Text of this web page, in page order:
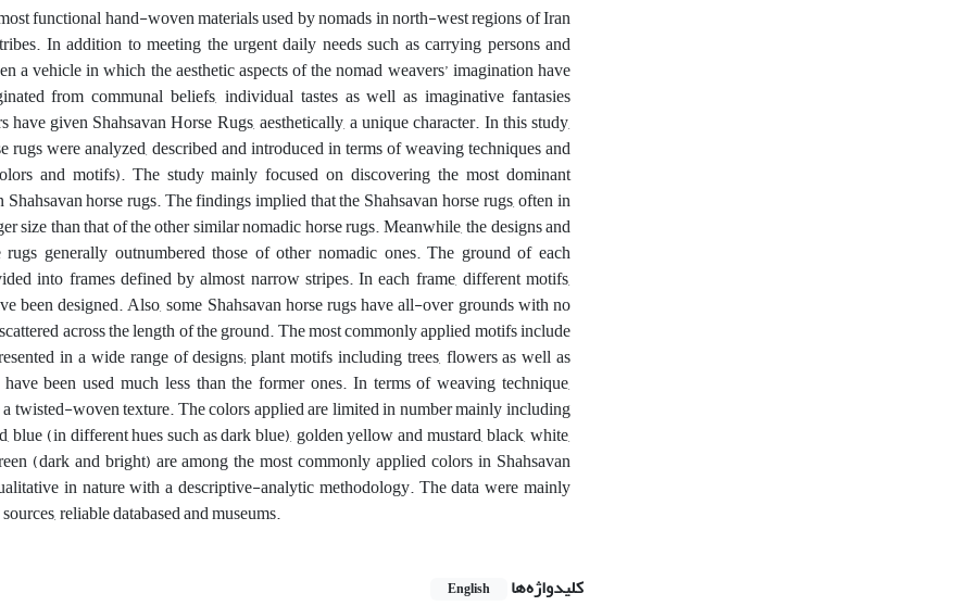
functional hand-woven materials used by nomads in north-west regions of Iran
In addition to meeting the urgent daily needs such as carrying persons and
a vehicle in which the aesthetic aspects of the nomad weavers’ imagination have
from communal beliefs, individual tastes as well as imaginative fantasies
given Shahsavan Horse Rugs, aesthetically, a unique character. In this study,
rugs were analyzed, described and introduced in terms of weaving techniques and
and motifs). The study mainly focused on discovering the most dominant
horse rugs. The findings implied that the Shahsavan horse rugs, often in
size than that of the other similar nomadic horse rugs. Meanwhile, the designs and
generally outnumbered those of other nomadic ones. The ground of each
into frames defined by almost narrow stripes. In each frame, different motifs,
been designed. Also, some Shahsavan horse rugs have all-over grounds with no
across the length of the ground. The most commonly applied motifs include
in a wide range of designs; plant motifs including trees, flowers as well as
been used much less than the former ones. In terms of weaving technique,
a twisted-woven texture. The colors applied are limited in number mainly including
blue (in different hues such as dark blue), golden yellow and mustard, black, white,
(dark and bright) are among the most commonly applied colors in Shahsavan
in nature with a descriptive-analytic methodology. The data were mainly
reliable databased and museums.
کلیدواژه‌ها English